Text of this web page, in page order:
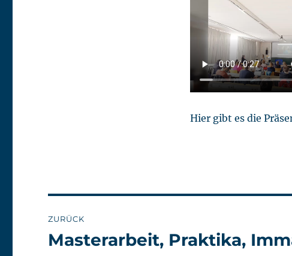
Hier gibt es die
ZURÜCK
Vorheriger
Masterarbeit, Praktika,